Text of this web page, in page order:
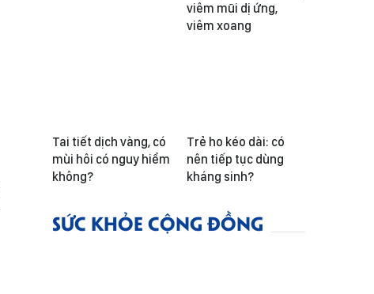
viêm mũi dị ứng,
viêm xoang
Tai tiết dịch vàng, có
mùi hôi có nguy hiểm
không?
Trẻ ho kéo dài: có
nên tiếp tục dùng
kháng sinh?
SỨC KHỎE CỘNG ĐỒNG